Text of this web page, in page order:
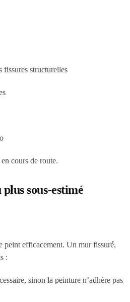
structurelles
cours de route.
sous-estimé
peint efficacement. Un mur fissuré,
:
sinon la peinture n’adhère pas